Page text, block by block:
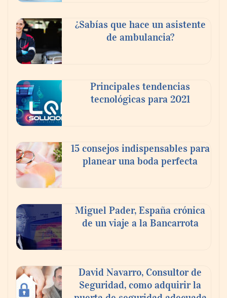
El nuevo mapa de zonas tensionadas abre
inquilinos en Cataluña
La luz roja, el nuevo aftersun, actúa en la
recuperación de la piel después del sol
¿Sabías que hace un asistente
de ambulancia?
Principales tendencias
tecnológicas para 2021
15 consejos indispensables para
planear una boda perfecta
Miguel Pader, España crónica
de un viaje a la Bancarrota
David Navarro, Consultor de
Seguridad, como adquirir la